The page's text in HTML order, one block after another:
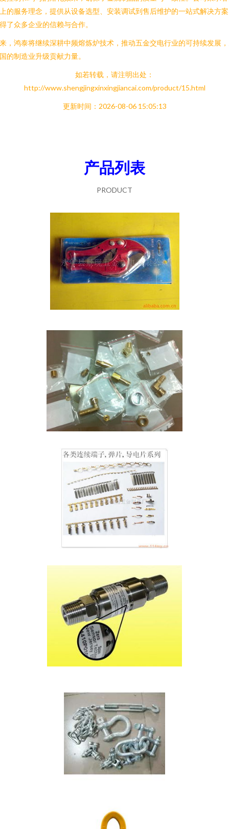
的服务理念，提供从设备选型、安装调试到售后维护的一站式解决方
了众多企业的信赖与合作。
，鸿泰将继续深耕中频熔炼炉技术，推动五金交电行业的可持续发展
的制造业升级贡献力量。
如若转载，请注明出处：
http://www.shengjingxinxingjiancai.com/product/15.html
更新时间：2026-08-06 15:05:13
产品列表
PRODUCT